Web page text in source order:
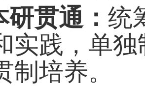
研贯通： 统
实践，单
制培养。